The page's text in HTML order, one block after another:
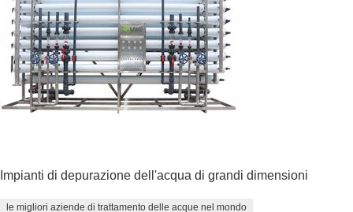
Impianti di depurazione dell'acqua di grandi dimensioni
le migliori aziende di trattamento delle acque nel mondo